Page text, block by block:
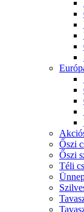
Őszi
Őszi
Téli